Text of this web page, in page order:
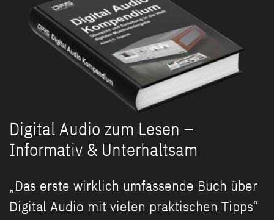
Digital Audio zum Lesen –
Informativ & Unterhaltsam
„Das erste wirklich umfassende Buch über
Digital Audio mit vielen praktischen Tipps“